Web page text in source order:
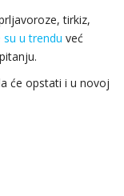
tirkiz,
u trendu već
će opstati i u novoj